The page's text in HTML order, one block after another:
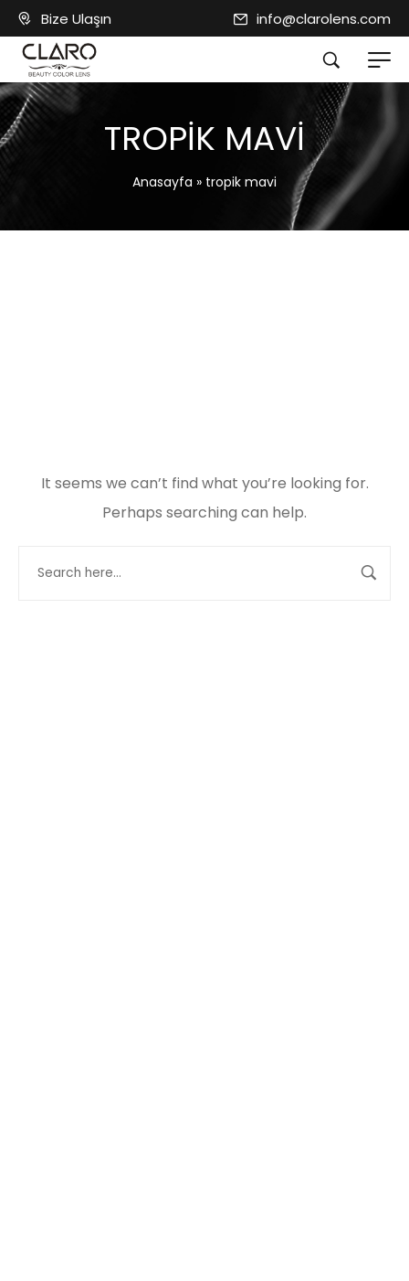
Bize Ulaşın info@clarolens.com
TROPIK MAVI
Anasayfa » tropik mavi
It seems we can’t find what you’re looking for.
Perhaps searching can help.